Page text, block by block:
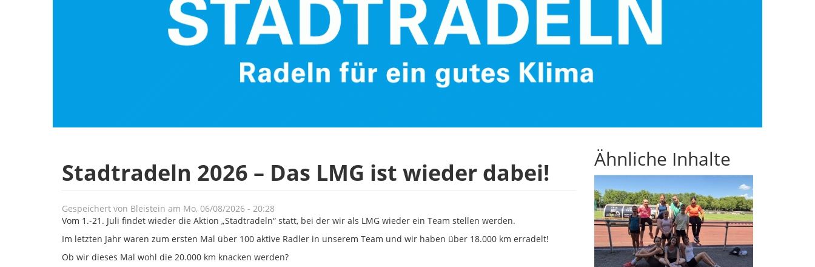
Stadtradeln 2026 – Das LMG ist wieder dabei!
Gespeichert von Bleistein am Mo, 06/08/2026 - 20:28
Vom 1.-21. Juli findet wieder die Aktion „Stadtradeln“ statt, bei der wir als LMG wieder ein Team stellen werden.
Im letzten Jahr waren zum ersten Mal über 100 aktive Radler in unserem Team und wir haben über 18.000 km erradelt!
Ob wir dieses Mal wohl die 20.000 km knacken werden?
Ähnliche Inhalte